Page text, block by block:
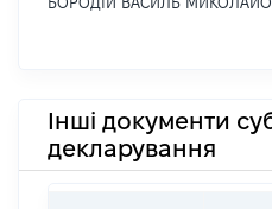
Інші документи
декларування